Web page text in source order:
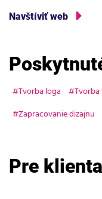
Navštíviť web
Tvorba loga
Zapracovanie dizajnu
Pre